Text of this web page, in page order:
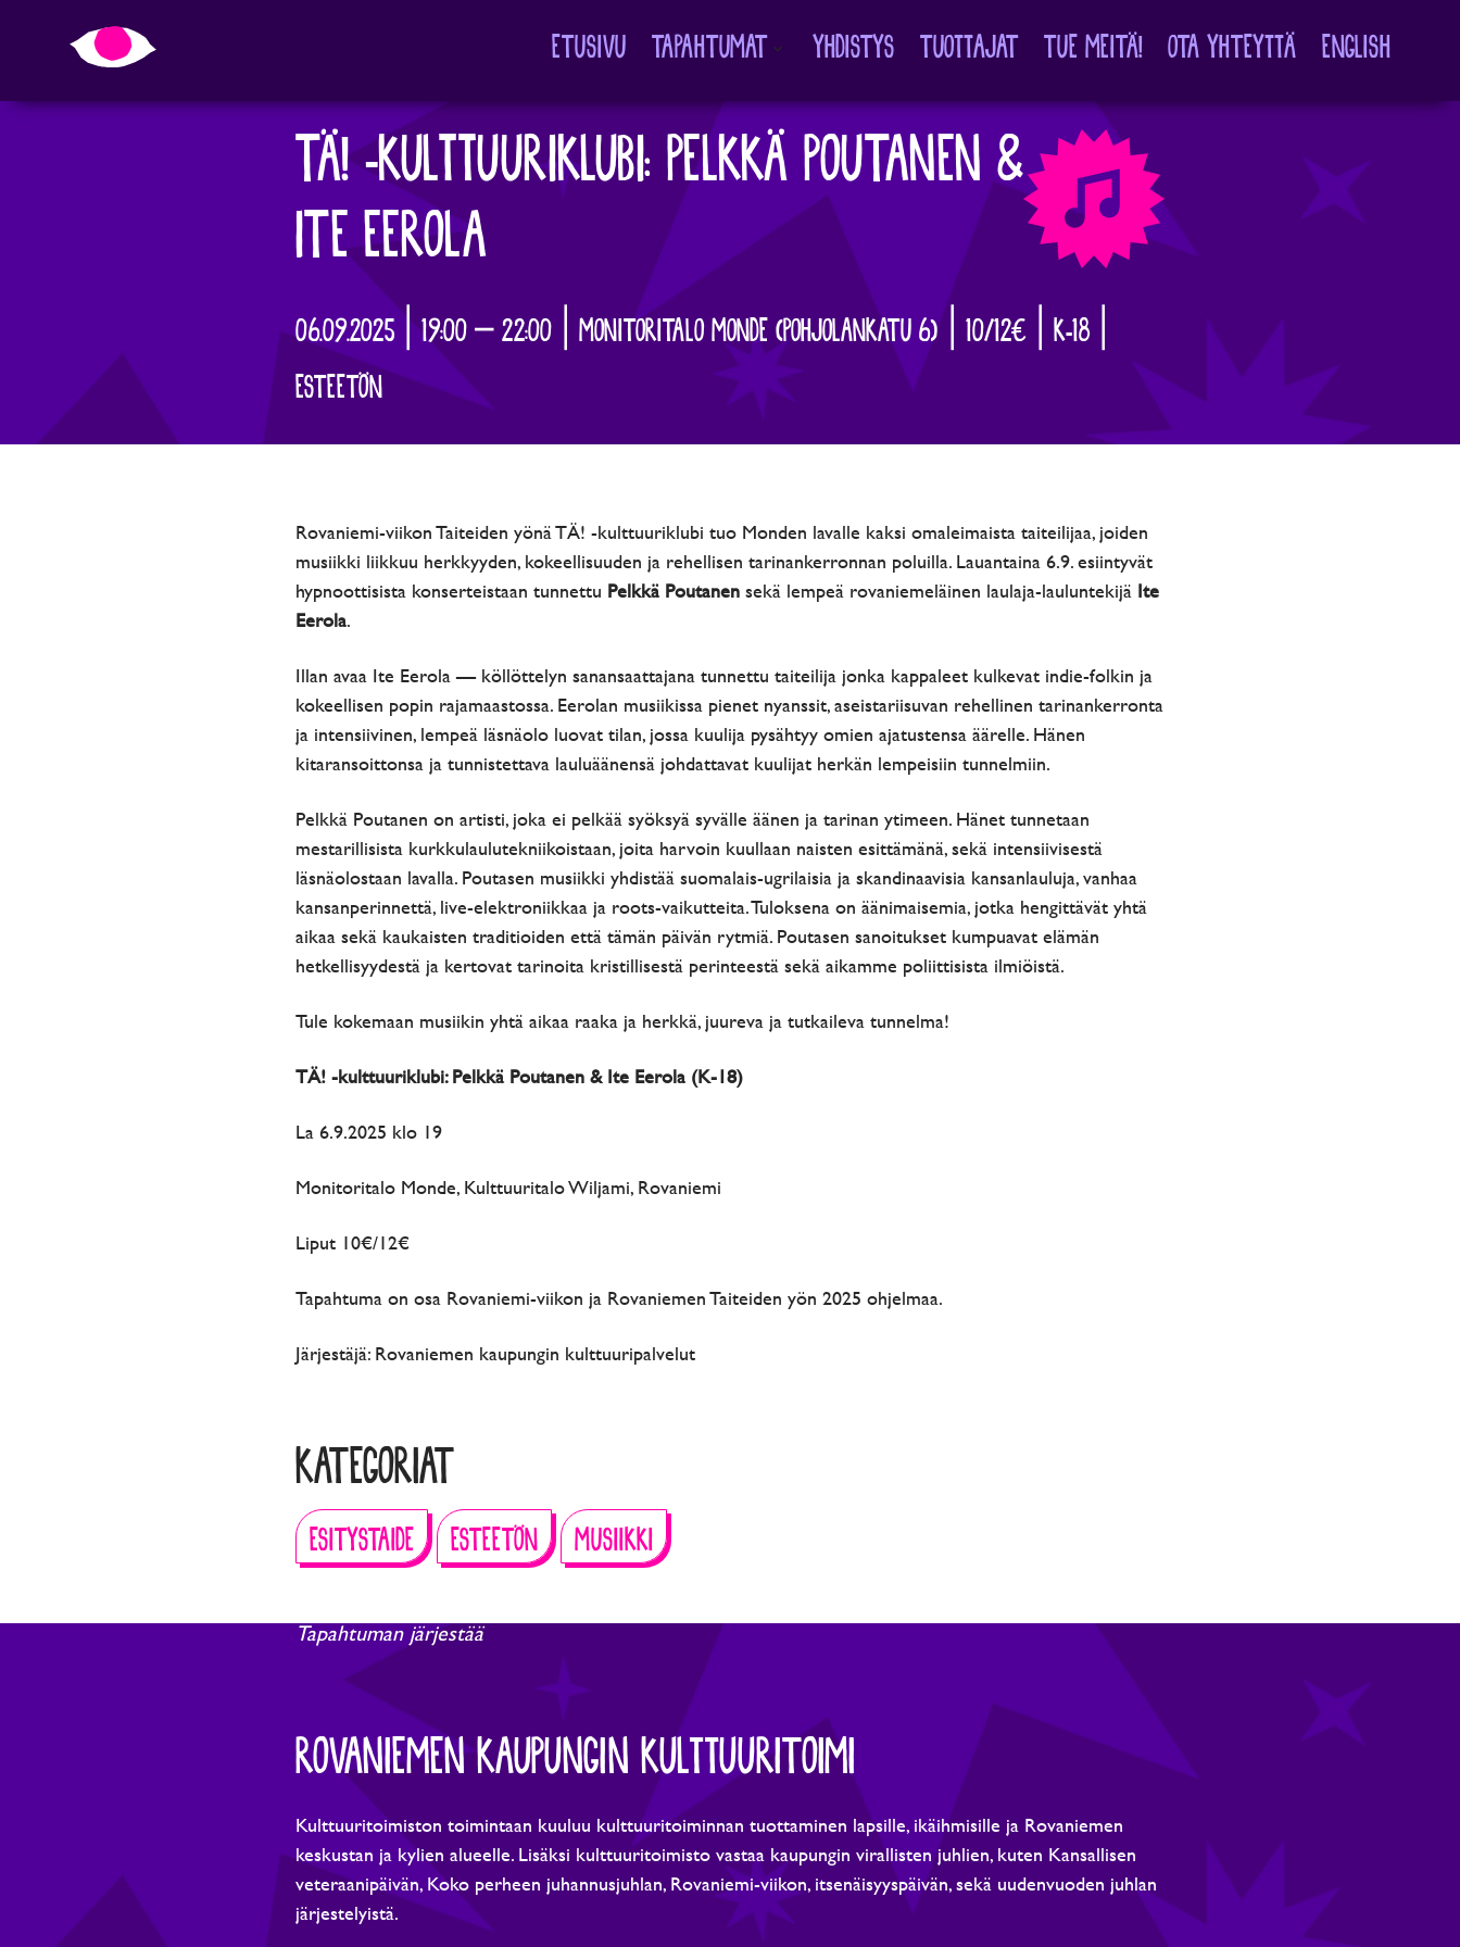
ETUSIVU TAPAHTUMAT YHDISTYS TUOTTAJAT TUE MEITÄ! OTA YHTEYTTÄ ENGLISH
TÄ! -KULTTUURIKLUBI: PELKKÄ POUTANEN &
ITE EEROLA
06.09.2025 | 19:00 – 22:00 | MONITORITALO MONDE (POHJOLANKATU 6) | 10/12€ | K-18 |
ESTEETÖN
Rovaniemi-viikon Taiteiden yönä TÄ! -kulttuuriklubi tuo Monden lavalle kaksi omaleimaista taiteilijaa, joiden
musiikki liikkuu herkkyyden, kokeellisuuden ja rehellisen tarinankerronnan poluilla. Lauantaina 6.9. esiintyvät
hypnoottisista konserteistaan tunnettu Pelkkä Poutanen sekä lempeä rovaniemeläinen laulaja-lauluntekijä Ite
Eerola.
Illan avaa Ite Eerola — köllöttelyn sanansaattajana tunnettu taiteilija jonka kappaleet kulkevat indie-folkin ja
kokeellisen popin rajamaastossa. Eerolan musiikissa pienet nyanssit, aseistariisuvan rehellinen tarinankerronta
ja intensiivinen, lempeä läsnäolo luovat tilan, jossa kuulija pysähtyy omien ajatustensa äärelle. Hänen
kitaransoittonsa ja tunnistettava lauluäänensä johdattavat kuulijat herkän lempeisiin tunnelmiin.
Pelkkä Poutanen on artisti, joka ei pelkää syöksyä syvälle äänen ja tarinan ytimeen. Hänet tunnetaan
mestarillisista kurkkulaulutekniikoistaan, joita harvoin kuullaan naisten esittämänä, sekä intensiivisestä
läsnäolostaan lavalla. Poutasen musiikki yhdistää suomalais-ugrilaisia ja skandinaavisia kansanlauluja, vanhaa
kansanperinnettä, live-elektroniikkaa ja roots-vaikutteita. Tuloksena on äänimaisemia, jotka hengittävät yhtä
aikaa sekä kaukaisten traditioiden että tämän päivän rytmiä. Poutasen sanoitukset kumpuavat elämän
hetkellisyydestä ja kertovat tarinoita kristillisestä perinteestä sekä aikamme poliittisista ilmiöistä.
Tule kokemaan musiikin yhtä aikaa raaka ja herkkä, juureva ja tutkaileva tunnelma!
TÄ! -kulttuuriklubi: Pelkkä Poutanen & Ite Eerola (K-18)
La 6.9.2025 klo 19
Monitoritalo Monde, Kulttuuritalo Wiljami, Rovaniemi
Liput 10€/12€
Tapahtuma on osa Rovaniemi-viikon ja Rovaniemen Taiteiden yön 2025 ohjelmaa.
Järjestäjä: Rovaniemen kaupungin kulttuuripalvelut
KATEGORIAT
ESITYSTAIDE ESTEETÖN MUSIIKKI
Tapahtuman järjestää
ROVANIEMEN KAUPUNGIN KULTTUURITOIMI
Kulttuuritoimiston toimintaan kuuluu kulttuuritoiminnan tuottaminen lapsille, ikäihmisille ja Rovaniemen
keskustan ja kylien alueelle. Lisäksi kulttuuritoimisto vastaa kaupungin virallisten juhlien, kuten Kansallisen
veteraanipäivän, Koko perheen juhannusjuhlan, Rovaniemi-viikon, itsenäisyyspäivän, sekä uudenvuoden juhlan
järjestelyistä.